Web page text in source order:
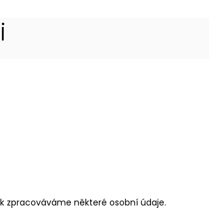
zpracováváme některé osobní údaje.